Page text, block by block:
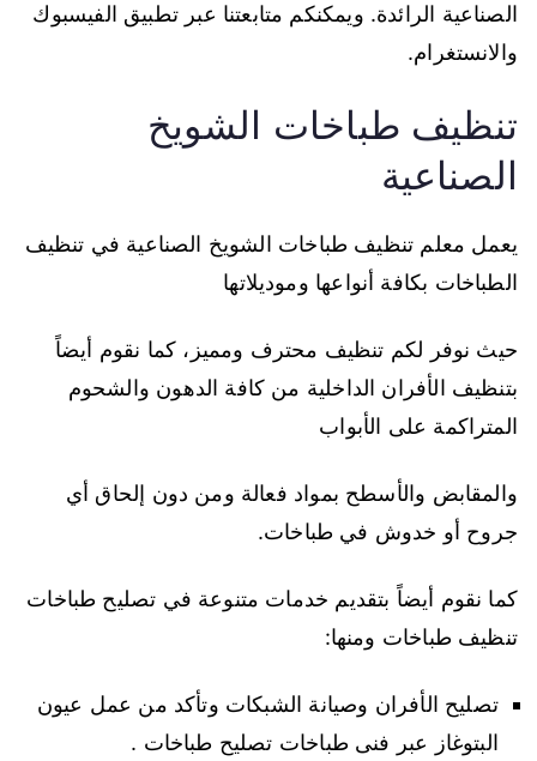
الصناعية الرائدة. ويمكنكم متابعتنا عبر تطبيق الفيسبوك
والانستغرام.
تنظيف طباخات الشويخ
الصناعية
يعمل معلم تنظيف طباخات الشويخ الصناعية في تنظيف
الطباخات بكافة أنواعها وموديلاتها
حيث نوفر لكم تنظيف محترف ومميز، كما نقوم أيضاً
بتنظيف الأفران الداخلية من كافة الدهون والشحوم
المتراكمة على الأبواب
والمقابض والأسطح بمواد فعالة ومن دون إلحاق أي
جروح أو خدوش في طباخات.
كما نقوم أيضاً بتقديم خدمات متنوعة في تصليح طباخات
تنظيف طباخات ومنها:
تصليح الأفران وصيانة الشبكات وتأكد من عمل عيون
البتوغاز عبر فنى طباخات تصليح طباخات .